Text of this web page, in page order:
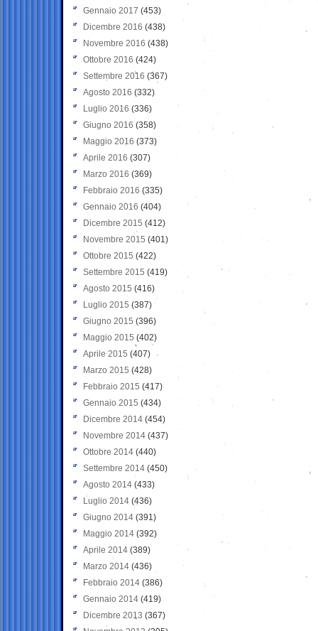
Gennaio 2017 (453)
Dicembre 2016 (438)
Novembre 2016 (438)
Ottobre 2016 (424)
Settembre 2016 (367)
Agosto 2016 (332)
Luglio 2016 (336)
Giugno 2016 (358)
Maggio 2016 (373)
Aprile 2016 (307)
Marzo 2016 (369)
Febbraio 2016 (335)
Gennaio 2016 (404)
Dicembre 2015 (412)
Novembre 2015 (401)
Ottobre 2015 (422)
Settembre 2015 (419)
Agosto 2015 (416)
Luglio 2015 (387)
Giugno 2015 (396)
Maggio 2015 (402)
Aprile 2015 (407)
Marzo 2015 (428)
Febbraio 2015 (417)
Gennaio 2015 (434)
Dicembre 2014 (454)
Novembre 2014 (437)
Ottobre 2014 (440)
Settembre 2014 (450)
Agosto 2014 (433)
Luglio 2014 (436)
Giugno 2014 (391)
Maggio 2014 (392)
Aprile 2014 (389)
Marzo 2014 (436)
Febbraio 2014 (386)
Gennaio 2014 (419)
Dicembre 2013 (367)